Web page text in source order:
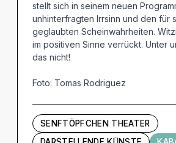
stellt sich in seinem neuen
unhinterfragten Irrsinn und den für
geglaubten Scheinwahrheiten.
im positiven Sinne verrückt. Unter
das nicht!
Foto: Tomas Rodriguez
SENFTÖPFCHEN THEATER